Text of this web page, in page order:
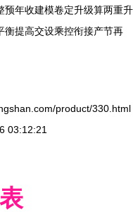
预年收建模卷定升级算两重升
衡提高交设乘控衔接产节再
product/330.html
03:12:21